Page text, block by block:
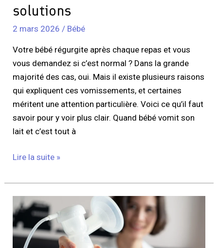
solutions
2 mars 2026 / Bébé
Votre bébé régurgite après chaque repas et vous
vous demandez si c’est normal ? Dans la grande
majorité des cas, oui. Mais il existe plusieurs raisons
qui expliquent ces vomissements, et certaines
méritent une attention particulière. Voici ce qu’il faut
savoir pour y voir plus clair. Quand bébé vomit son
lait et c’est tout à
Lire la suite »
Comment
mesurer
la
taille